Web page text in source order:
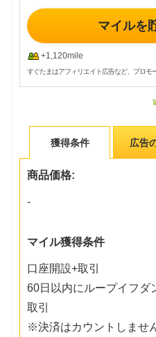
マイルを
+1,120mile
すぐたまはアフィリエイト広告など、プロモ
獲得条件 広告
商品価格:
-
マイル獲得条件
口座開設+取引
60日以内にループイフダ
取引
※決済はカウントしませ